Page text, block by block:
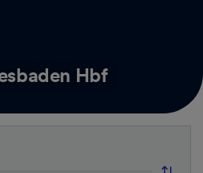
Hbf